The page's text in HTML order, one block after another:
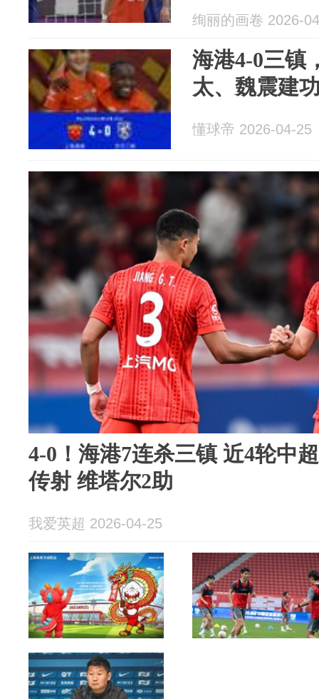
绚丽的画卷 2026-
海港4-0三镇
太、魏震建
懂球帝 2026-04-25
4-0！海港7连杀三镇 近4轮中
传射 维塔尔2助
我爱英超 2026-04-25